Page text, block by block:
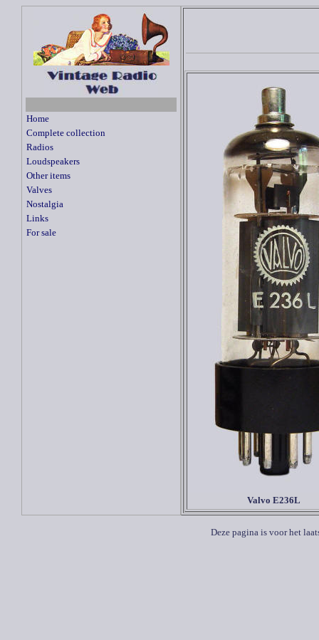
Home
Complete collection
Radios
Loudspeakers
Other items
Valves
Nostalgia
Links
For sale
Valvo E236L
Deze pagina is voor het